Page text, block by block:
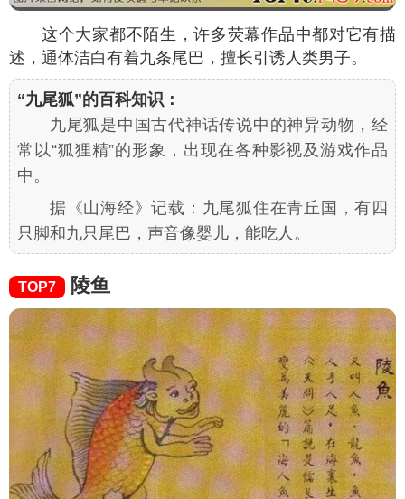
这个大家都不陌生，许多荧幕作品中都对它有描
述，通体洁白有着九条尾巴，擅长引诱人类男子。
“九尾狐”的百科知识：
九尾狐是中国古代神话传说中的神异动物，经
常以“狐狸精”的形象，出现在各种影视及游戏作品
中。
据《山海经》记载：九尾狐住在青丘国，有四
只脚和九只尾巴，声音像婴儿，能吃人。
TOP7 陵鱼